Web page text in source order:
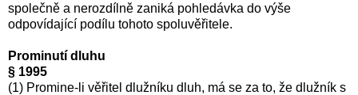
společně a nerozdílně zaniká pohledávka do výše
odpovídající podílu tohoto spoluvěřitele.
Prominutí dluhu
§ 1995
(1) Promine-li věřitel dlužníku dluh, má se za to, že dlužník s